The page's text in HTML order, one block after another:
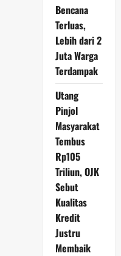
Bencana
Terluas,
Lebih dari 2
Juta Warga
Terdampak
Utang
Pinjol
Masyarakat
Tembus
Rp105
Triliun, OJK
Sebut
Kualitas
Kredit
Justru
Membaik